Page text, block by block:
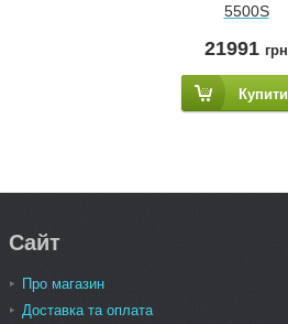
5500S
21991 грн
Купити
Сайт
Про магазин
Доставка та оплата